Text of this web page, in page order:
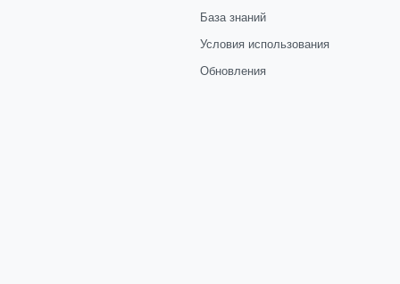
База знаний
Условия использования
Обновления